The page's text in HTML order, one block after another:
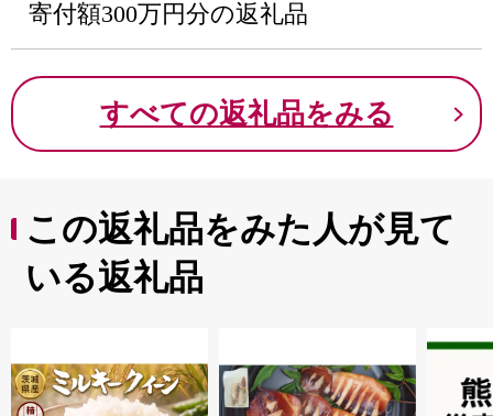
寄付額300万円分の返礼品
すべての返礼品をみる
この返礼品をみた人が見て
いる返礼品